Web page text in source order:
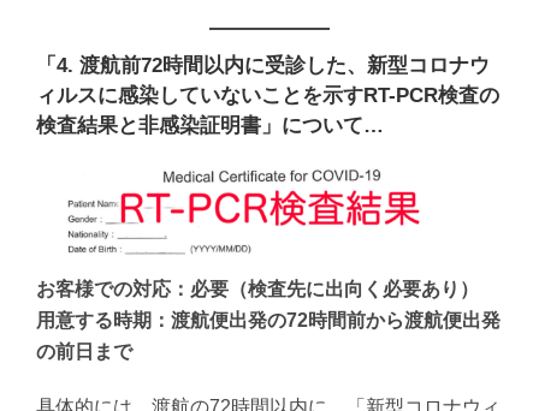
「4. 渡航前72時間以内に受診した、新型コロナウ
ィルスに感染していないことを示すRT-PCR検査の
検査結果と非感染証明書」について…
お客様での対応：必要（検査先に出向く必要あり）
用意する時期：渡航便出発の72時間前から渡航便出発
の前日まで
具体的には、渡航の72時間以内に、「新型コロナウィ